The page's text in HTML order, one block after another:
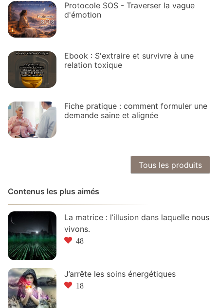
Protocole SOS - Traverser la vague
d'émotion
Ebook : S'extraire et survivre à une
relation toxique
Fiche pratique : comment formuler une
demande saine et alignée
Tous les produits
Contenus les plus aimés
La matrice : l’illusion dans laquelle nous
vivons.
48
J’arrête les soins énergétiques
18